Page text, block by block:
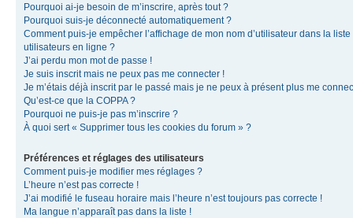
Pourquoi ai-je besoin de m’inscrire, après tout ?
Pourquoi suis-je déconnecté automatiquement ?
Comment puis-je empêcher l’affichage de mon nom d’utilisateur dans la liste
utilisateurs en ligne ?
J’ai perdu mon mot de passe !
Je suis inscrit mais ne peux pas me connecter !
Je m’étais déjà inscrit par le passé mais je ne peux à présent plus me
Qu’est-ce que la COPPA ?
Pourquoi ne puis-je pas m’inscrire ?
À quoi sert « Supprimer tous les cookies du forum » ?
Préférences et réglages des utilisateurs
Comment puis-je modifier mes réglages ?
L’heure n’est pas correcte !
J’ai modifié le fuseau horaire mais l’heure n’est toujours pas correcte !
Ma langue n’apparaît pas dans la liste !